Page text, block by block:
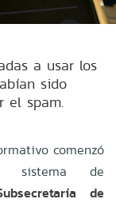
a usar los
sido
el spam.
comenzó
de
de